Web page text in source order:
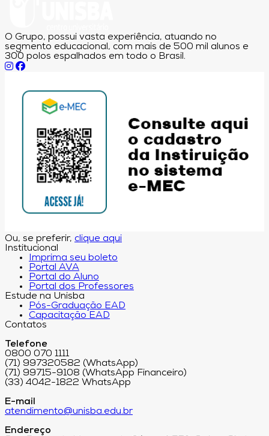
O Grupo, possui vasta experiência, atuando no
segmento educacional, com mais de 500 mil alunos e
300 polos espalhados em todo o Brasil.
Ou, se preferir, clique aqui
Institucional
Imprima seu boleto
Portal AVA
Portal do Aluno
Portal dos Professores
Estude na Unisba
Pós-Graduação EAD
Capacitação EAD
Contatos
Telefone
0800 070 1111
(71) 997320582 (WhatsApp)
(71) 99715-9108 (WhatsApp Financeiro)
(33) 4042-1822 WhatsApp
E-mail
atendimento@unisba.edu.br
Endereço